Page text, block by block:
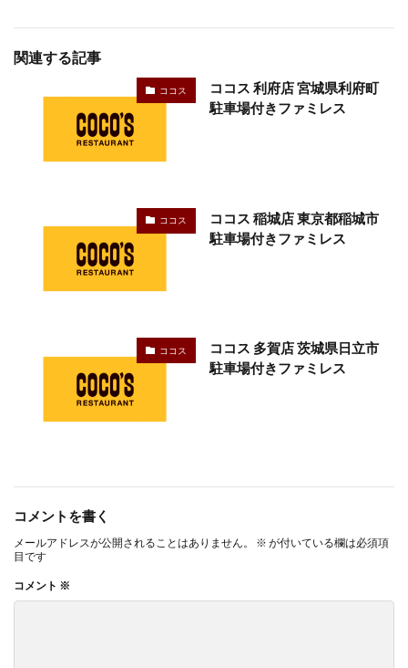
関連する記事
ココス
ココス 利府店 宮城県利府町
駐車場付きファミレス
ココス
ココス 稲城店 東京都稲城市
駐車場付きファミレス
ココス
ココス 多賀店 茨城県日立市
駐車場付きファミレス
コメントを書く
メールアドレスが公開されることはありません。 ※ が付いている欄は必須項
目です
コメント ※